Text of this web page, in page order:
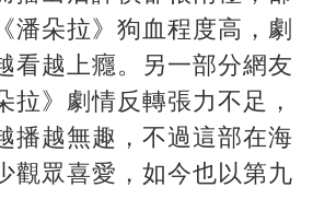
潘朵拉》狗血程度高，劇
看越上癮。另一部分網友
拉》劇情反轉張力不足，
播越無趣，不過這部在海
觀眾喜愛，如今也以第九